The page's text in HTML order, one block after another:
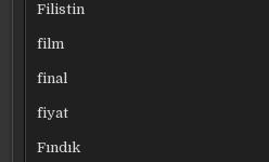
Filistin
film
final
fiyat
Fındık